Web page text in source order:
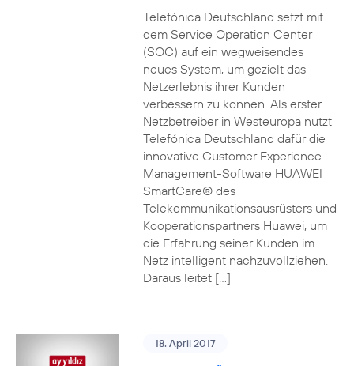
Telefónica Deutschland setzt mit
dem Service Operation Center
(SOC) auf ein wegweisendes
neues System, um gezielt das
Netzerlebnis ihrer Kunden
verbessern zu können. Als erster
Netzbetreiber in Westeuropa nutzt
Telefónica Deutschland dafür die
innovative Customer Experience
Management-Software HUAWEI
SmartCare® des
Telekommunikationsausrüsters und
Kooperationspartners Huawei, um
die Erfahrung seiner Kunden im
Netz intelligent nachzuvollziehen.
Daraus leitet […]
18. April 2017